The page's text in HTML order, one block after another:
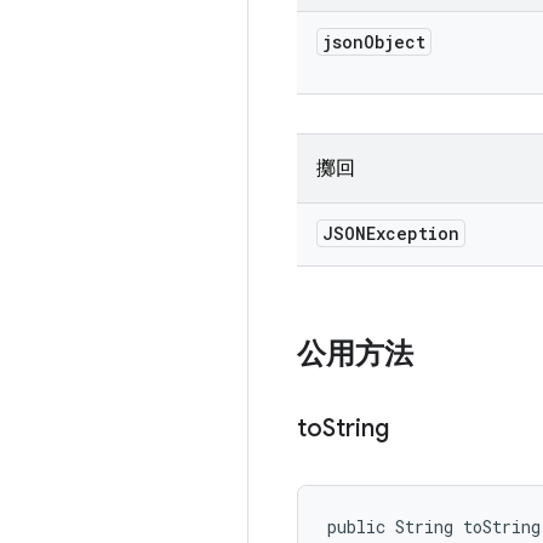
jsonObject
擲回
JSONException
公用方法
toString
public String